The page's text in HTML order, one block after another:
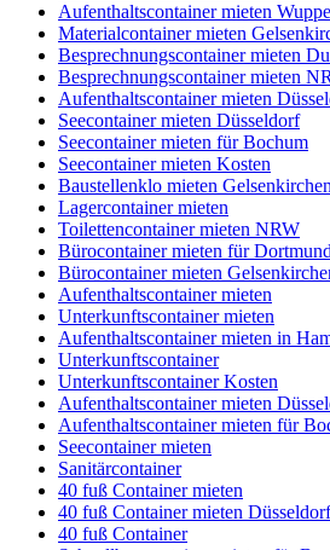
Aufenthaltscontainer mieten
Materialcontainer mieten
Besprechnungscontainer mieten
Besprechnungscontainer mieten
Aufenthaltscontainer mieten
Seecontainer mieten Düsseldorf
Seecontainer mieten für Bochum
Seecontainer mieten Kosten
Baustellenklo mieten Gelsenkirchen
Lagercontainer mieten
Toilettencontainer mieten NRW
Bürocontainer mieten für Dortmund
Bürocontainer mieten
Aufenthaltscontainer mieten
Unterkunftscontainer mieten
Aufenthaltscontainer mieten in
Unterkunftscontainer
Unterkunftscontainer Kosten
Aufenthaltscontainer mieten
Aufenthaltscontainer mieten für
Seecontainer mieten
Sanitärcontainer
40 fuß Container mieten
40 fuß Container mieten Düsseldorf
40 fuß Container